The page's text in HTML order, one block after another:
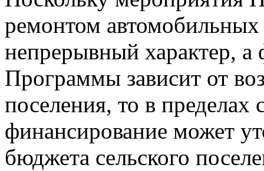
ремонтом
непрерывный характер,
Программы зависит от
поселения, то в
финансирование может
бюджета сельского